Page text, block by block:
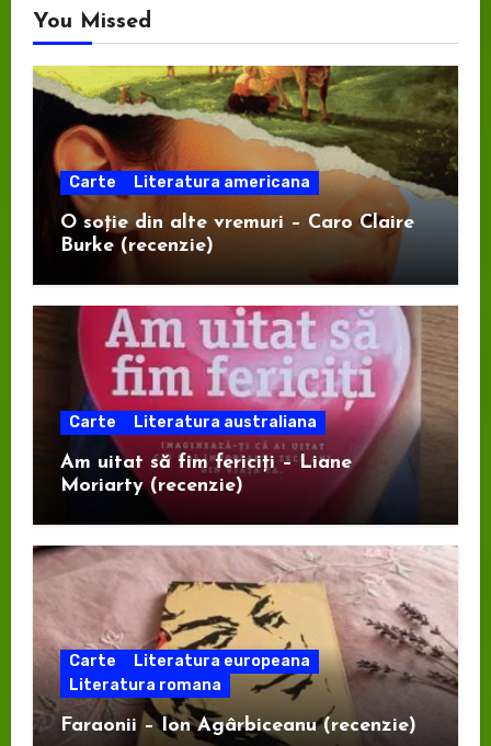
You Missed
Carte Literatura americana
O soție din alte vremuri – Caro Claire
Burke (recenzie)
Carte Literatura australiana
Am uitat să fim fericiți – Liane
Moriarty (recenzie)
Carte
Literatura europeana
Literatura romana
Faraonii – Ion Agârbiceanu (recenzie)